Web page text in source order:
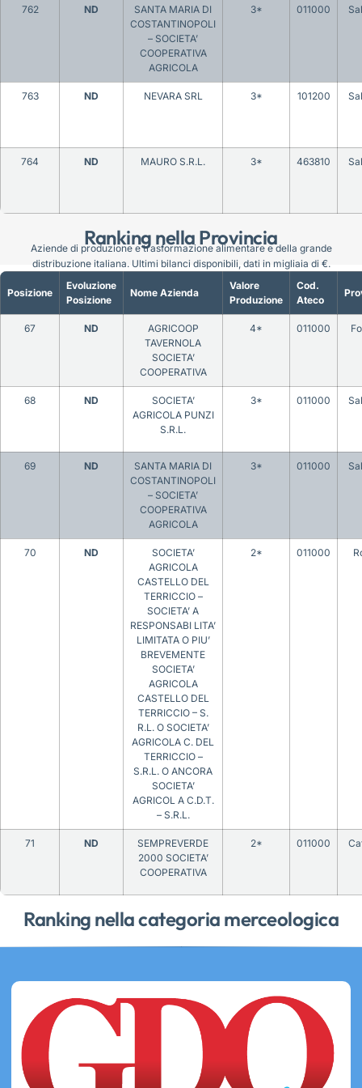
Ranking nella Provincia
762 ND
SANTA MARIA DI
COSTANTINOPOLI
– SOCIETA’
COOPERATIVA
AGRICOLA
3* 011000
763 ND NEVARA SRL 3* 101200
764 ND MAURO S.R.L. 3* 463810
Ranking nella categoria merceologica
Posizione
Evoluzione
Posizione
Nome Azienda
Valore
Produzione
Cod.
Ateco
67 ND
AGRICOOP
TAVERNOLA
SOCIETA’
COOPERATIVA
4* 011000
68 ND
SOCIETA’
AGRICOLA PUNZI
S.R.L.
3* 011000
69 ND
SANTA MARIA DI
COSTANTINOPOLI
– SOCIETA’
COOPERATIVA
AGRICOLA
3* 011000
70 ND
SOCIETA’
AGRICOLA
CASTELLO DEL
TERRICCIO –
SOCIETA’ A
RESPONSABI LITA’
LIMITATA O PIU’
BREVEMENTE
SOCIETA’
AGRICOLA
CASTELLO DEL
TERRICCIO – S.
R.L. O SOCIETA’
AGRICOLA C. DEL
TERRICCIO –
S.R.L. O ANCORA
SOCIETA’
AGRICOL A C.D.T.
– S.R.L.
2* 011000
71 ND
SEMPREVERDE
2000 SOCIETA’
COOPERATIVA
2* 011000
Aziende di produzione e trasformazione alimentare e della grande
distribuzione italiana. Ultimi bilanci disponibili, dati in migliaia di €.